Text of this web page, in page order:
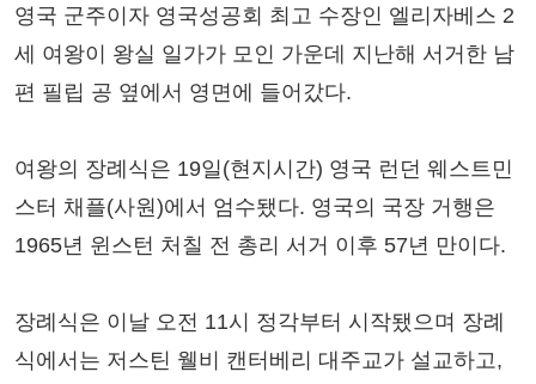
영국 군주이자 영국성공회 최고 수장인 엘리자베스 2
세 여왕이 왕실 일가가 모인 가운데 지난해 서거한 남
편 필립 공 옆에서 영면에 들어갔다.
여왕의 장례식은 19일(현지시간) 영국 런던 웨스트민
스터 채플(사원)에서 엄수됐다. 영국의 국장 거행은
1965년 윈스턴 처칠 전 총리 서거 이후 57년 만이다.
장례식은 이날 오전 11시 정각부터 시작됐으며 장례
식에서는 저스틴 웰비 캔터베리 대주교가 설교하고,